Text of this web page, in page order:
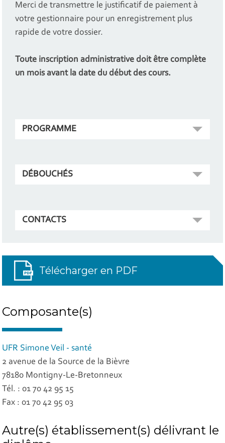
Merci de transmettre le justificatif de paiement à
votre gestionnaire pour un enregistrement plus
rapide de votre dossier.
Toute inscription administrative doit être complète
un mois avant la date du début des cours.
PROGRAMME
DÉBOUCHÉS
CONTACTS
Télécharger en PDF
Composante(s)
UFR Simone Veil - santé
2 avenue de la Source de la Bièvre
78180 Montigny-Le-Bretonneux
Tél. : 01 70 42 95 15
Fax : 01 70 42 95 03
Autre(s) établissement(s) délivrant le